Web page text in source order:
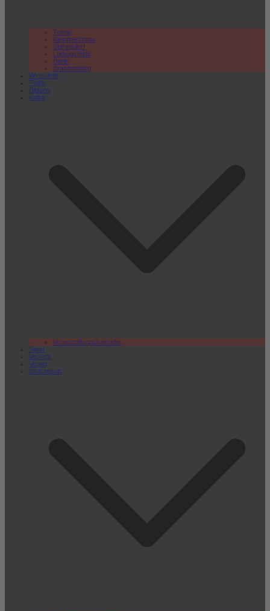
Teltow
Kleinmachnow
Stahnsdorf
Ludwigsfelde
Berlin
Brandenburg
Wirtschaft
Politik
Bildung
Kultur
Veranstaltungskalender
Sport
Verkehr
Verlag
lokal.report